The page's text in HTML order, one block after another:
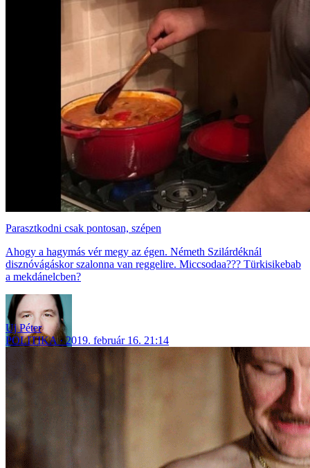
Parasztkodni csak pontosan, szépen
Ahogy a hagymás vér megy az égen. Németh Szilárdéknál
disznóvágáskor szalonna van reggelire. Miccsodaa??? Türkisikebab
a mekdánelcben?
Uj Péter
POLITIKA
2019. február 16. 21:14